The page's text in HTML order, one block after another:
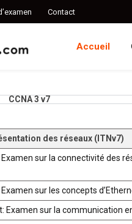
Contact
Accueil
CCNA 3 v7
des réseaux (ITNv7)
sur la connectivité des
sur les concepts
Examen sur la communication